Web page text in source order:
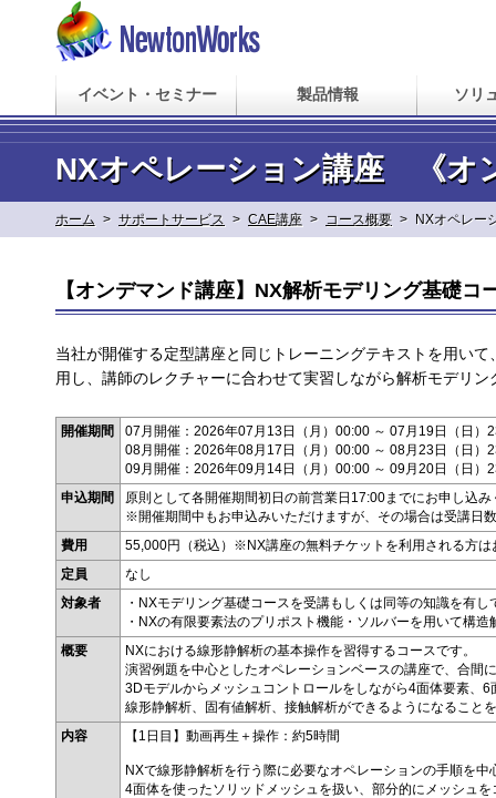
イベント・セミナー 製品情報 ソリ
NXオペレーション講座 《オ
ホーム > サポートサービス > CAE講座 > コース概要 > NXオペレー
【オンデマンド講座】NX解析モデリング基礎コ
当社が開催する定型講座と同じトレーニングテキストを用い
用し、講師のレクチャーに合わせて実習しながら解析モデリ
開催期間
07月開催：2026年07月13日（月）00:00 ～ 07月19日（日）
08月開催：2026年08月17日（月）00:00 ～ 08月23日（日）
09月開催：2026年09月14日（月）00:00 ～ 09月20日（日）
申込期間
原則として各開催期間初日の前営業日17:00までにお申し込み
※開催期間中もお申込みいただけますが、その場合は受講日
費用
55,000円（税込）※NX講座の無料チケットを利用される方
定員
なし
対象者
・NXモデリング基礎コースを受講もしくは同等の知識を有し
・NXの有限要素法のプリポスト機能・ソルバーを用いて構造
概要
NXにおける線形静解析の基本操作を習得するコースです。
演習例題を中心としたオペレーションベースの講座で、合間
3Dモデルからメッシュコントロールをしながら4面体要素、
線形静解析、固有値解析、接触解析ができるようになること
内容
【1日目】動画再生＋操作：約5時間
NXで線形静解析を行う際に必要なオペレーションの手順を中
4面体を使ったソリッドメッシュを扱い、部分的にメッシュ